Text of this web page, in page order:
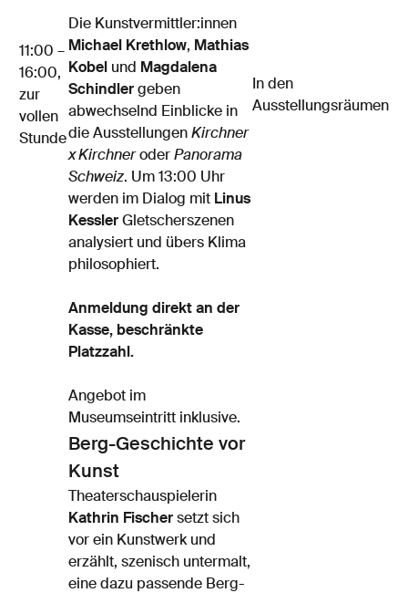
11:00 –
16:00,
zur
vollen
Stunde
Die Kunstvermittler:innen
Michael Krethlow, Mathias
Kobel und
Magdalena
Schindler geben
abwechselnd Einblicke in
die Ausstellungen Kirchner
x Kirchneroder Panorama
Schweiz. Um 13:00 Uhr
werden im Dialog mit Linus
Kessler Gletscherszenen
analysiert und übers Klima
philosophiert.
Anmeldung direkt an der
Kasse, beschränkte
Platzzahl.
Angebot im
Museumseintritt inklusive.
In den
Ausstellungsräumen
Berg-Geschichte vor
Kunst
Theaterschauspielerin
Kathrin Fischer setzt sich
vor ein Kunstwerk und
erzählt, szenisch untermalt,
eine dazu passende Berg-